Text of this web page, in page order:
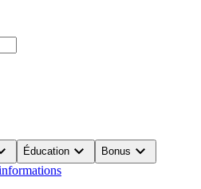
Éducation expand_more Bonus expand_more